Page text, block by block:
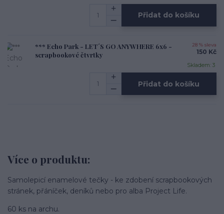
Přidat do košíku
*** Echo Park - LET´S GO ANYWHERE 6x6 -
scrapbookové čtvrtky
28 % sleva
150 Kč
Skladem: 3
Přidat do košíku
Více o produktu:
Samolepicí enamelové tečky - ke zdobení scrapbookových
stránek, přáníček, deníků nebo pro alba Project Life.
60 ks na archu.